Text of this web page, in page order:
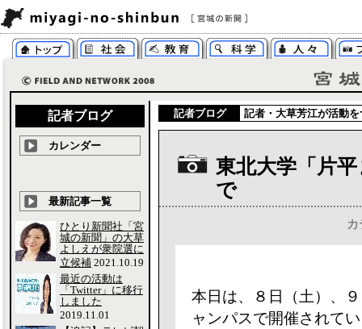
記者ブログ 記者・ 大草芳江が活動
東北大学「片
で
本日は、８日（土）、
ャンパスで開催されて
記者ブログ
カレンダー
最新記事一覧
ひとり新聞社「宮
城の新聞」の大草
よしえが衆院選に
立候補 2021.10.19
最近の活動は
「Twitter」に移行
しました
2019.11.01